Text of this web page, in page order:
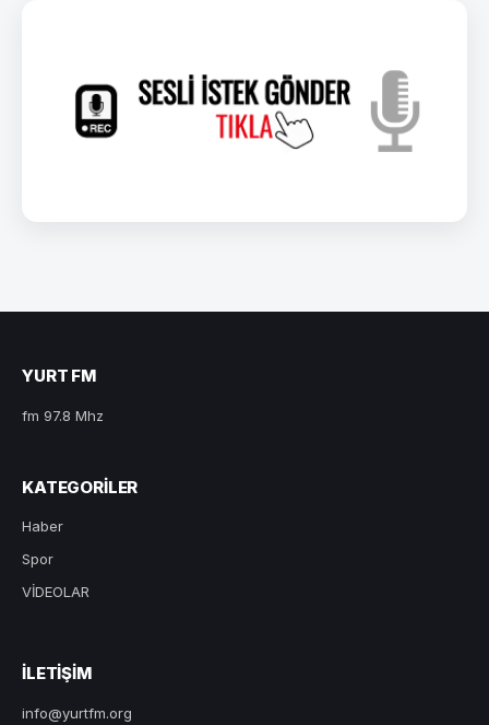
YURT FM
fm 97.8 Mhz
KATEGORILER
Haber
Spor
VİDEOLAR
ILETIŞIM
info@yurtfm.org